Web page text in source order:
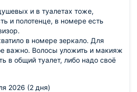
и в туалетах тоже,
и полотенце, в номере есть
в номере зеркало. Для
важно. Волосы уложить и макияж
в общий туалет, либо надо своё
2026 (2 дня)